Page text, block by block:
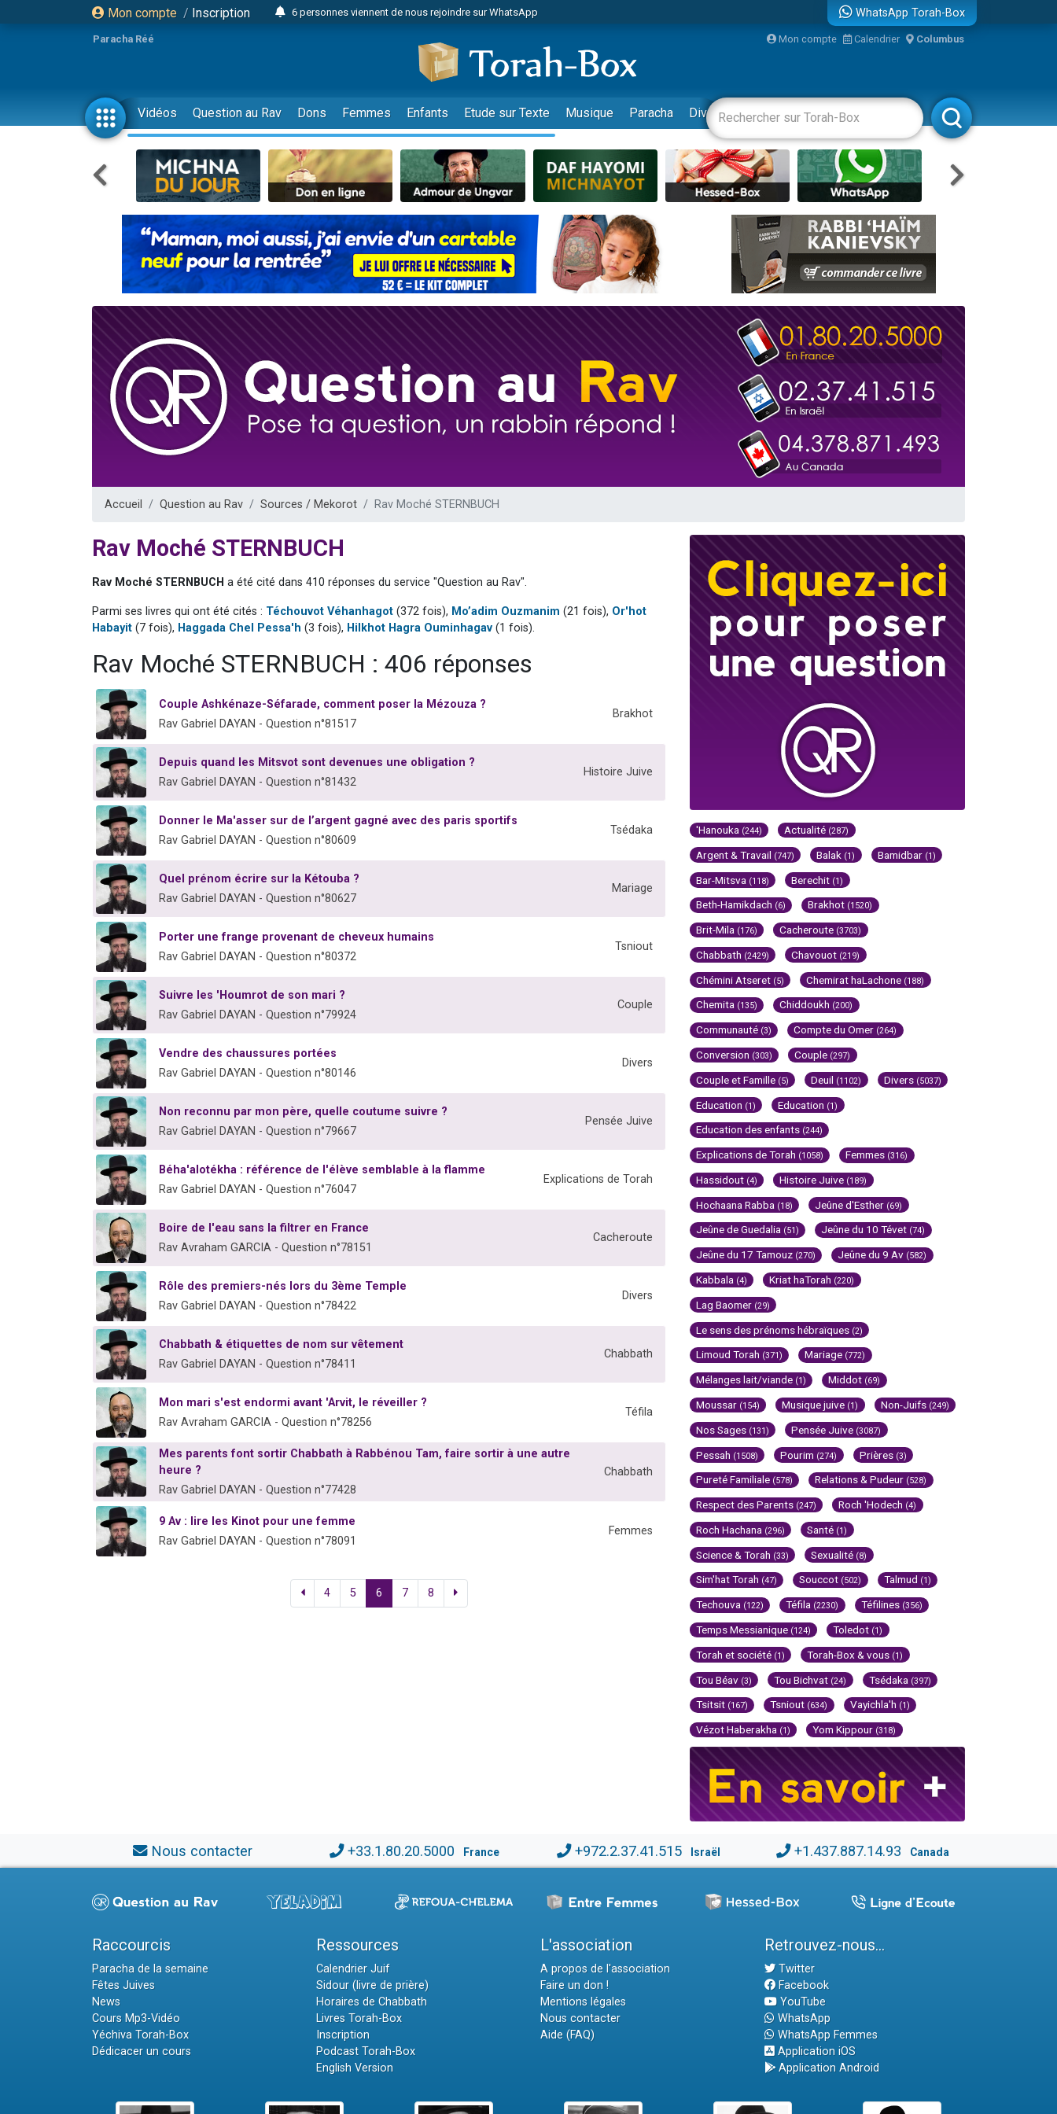
Mon compte / Inscription
6 personnes viennent de nous rejoindre sur WhatsApp
2 personnes viennent de faire un don pour 1 Journée de Vacances Pour les Enfants
17 personnes viennent de demander une bénédiction
4 personnes viennent de nous rejoindre sur WhatsApp
Il reste 49 places pour étudier en groupe sur Zoom
23 personnes viennent de faire un don pour Diane, 80 ans, dans un appartement insalubre
Eva vient de donner son Maasser
4 personnes viennent de nous rejoindre sur WhatsApp
3 personnes viennent de nous rejoindre sur WhatsApp
3 personnes viennent de faire un don pour 5 jours de vacances aux Orphelins
Odaya vient de donner son Maasser
13 personnes viennent de demander une bénédiction
2 personnes viennent de nous rejoindre sur WhatsApp
30 personnes viennent de faire un don pour Sauvez la jambe de Yohan
Il reste 49 places pour étudier en groupe sur Zoom
12 nouvelles musiques dans Torah-Box Music
3 personnes viennent de nous rejoindre sur WhatsApp
2 personnes viennent de nous rejoindre sur WhatsApp
WhatsApp Torah-Box
Paracha Réé Mon compte Calendrier Columbus
Vidéos Question au Rav Dons Femmes Enfants Etude sur Texte Musique Paracha Divertissements Livres Rabbanim
Accueil Question au Rav Sources / Mekorot Rav Moché STERNBUCH
Rav Moché STERNBUCH
Rav Moché STERNBUCH a été cité dans 410 réponses du service "Question au Rav".
Parmi ses livres qui ont été cités : Téchouvot Véhanhagot (372 fois), Mo’adim Ouzmanim (21 fois), Or'hot
Habayit (7 fois), Haggada Chel Pessa'h (3 fois), Hilkhot Hagra Ouminhagav (1 fois).
Rav Moché STERNBUCH : 406 réponses
Couple Ashkénaze-Séfarade, comment poser la Mézouza ?
Rav Gabriel DAYAN - Question n°81517
Brakhot
Depuis quand les Mitsvot sont devenues une obligation ?
Rav Gabriel DAYAN - Question n°81432
Histoire Juive
Donner le Ma'asser sur de l’argent gagné avec des paris sportifs
Rav Gabriel DAYAN - Question n°80609
Tsédaka
Quel prénom écrire sur la Kétouba ?
Rav Gabriel DAYAN - Question n°80627
Mariage
Porter une frange provenant de cheveux humains
Rav Gabriel DAYAN - Question n°80372
Tsniout
Suivre les 'Houmrot de son mari ?
Rav Gabriel DAYAN - Question n°79924
Couple
Vendre des chaussures portées
Rav Gabriel DAYAN - Question n°80146
Divers
Non reconnu par mon père, quelle coutume suivre ?
Rav Gabriel DAYAN - Question n°79667
Pensée Juive
Béha'alotékha : référence de l'élève semblable à la flamme
Rav Gabriel DAYAN - Question n°76047
Explications de Torah
Boire de l'eau sans la filtrer en France
Rav Avraham GARCIA - Question n°78151
Cacheroute
Rôle des premiers-nés lors du 3ème Temple
Rav Gabriel DAYAN - Question n°78422
Divers
Chabbath & étiquettes de nom sur vêtement
Rav Gabriel DAYAN - Question n°78411
Chabbath
Mon mari s'est endormi avant 'Arvit, le réveiller ?
Rav Avraham GARCIA - Question n°78256
Téfila
Mes parents font sortir Chabbath à Rabbénou Tam, faire sortir à une autre
heure ?
Rav Gabriel DAYAN - Question n°77428
Chabbath
9 Av : lire les Kinot pour une femme
Rav Gabriel DAYAN - Question n°78091
Femmes
4 5 6 7 8
'Hanouka (244) Actualité (287)
Argent & Travail (747) Balak (1) Bamidbar (1)
Bar-Mitsva (118) Berechit (1)
Beth-Hamikdach (6) Brakhot (1520)
Brit-Mila (176) Cacheroute (3703)
Chabbath (2429) Chavouot (219)
Chémini Atseret (5) Chemirat haLachone (188)
Chemita (135) Chiddoukh (200)
Communauté (3) Compte du Omer (264)
Conversion (303) Couple (297)
Couple et Famille (5) Deuil (1102) Divers (5037)
Education (1) Education (1)
Education des enfants (244)
Explications de Torah (1058) Femmes (316)
Hassidout (4) Histoire Juive (189)
Hochaana Rabba (18) Jeûne d'Esther (69)
Jeûne de Guedalia (51) Jeûne du 10 Tévet (74)
Jeûne du 17 Tamouz (270) Jeûne du 9 Av (582)
Kabbala (4) Kriat haTorah (220)
Lag Baomer (29)
Le sens des prénoms hébraïques (2)
Limoud Torah (371) Mariage (772)
Mélanges lait/viande (1) Middot (69)
Moussar (154) Musique juive (1) Non-Juifs (249)
Nos Sages (131) Pensée Juive (3087)
Pessah (1508) Pourim (274) Prières (3)
Pureté Familiale (578) Relations & Pudeur (528)
Respect des Parents (247) Roch 'Hodech (4)
Roch Hachana (296) Santé (1)
Science & Torah (33) Sexualité (8)
Sim'hat Torah (47) Souccot (502) Talmud (1)
Techouva (122) Téfila (2230) Téfilines (356)
Temps Messianique (124) Toledot (1)
Torah et société (1) Torah-Box & vous (1)
Tou Béav (3) Tou Bichvat (24) Tsédaka (397)
Tsitsit (167) Tsniout (634) Vayichla'h (1)
Vézot Haberakha (1) Yom Kippour (318)
Nous contacter +33.1.80.20.5000 France +972.2.37.41.515 Israël +1.437.887.14.93 Canada
Raccourcis
Paracha de la semaine
Fêtes Juives
News
Cours Mp3-Vidéo
Yéchiva Torah-Box
Dédicacer un cours
Ressources
Calendrier Juif
Sidour (livre de prière)
Horaires de Chabbath
Livres Torah-Box
Inscription
Podcast Torah-Box
English Version
L'association
A propos de l'association
Faire un don !
Mentions légales
Nous contacter
Aide (FAQ)
Retrouvez-nous...
Twitter
Facebook
YouTube
WhatsApp
WhatsApp Femmes
Application iOS
Application Android